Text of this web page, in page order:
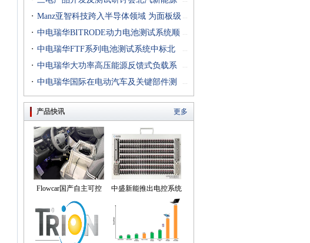
专场成功举行
...
· Manz亚智科技跨入半导体领域 为面板级
扇出型封装提供化学湿制程、涂布及激光应
用等生产设备解决方案
...
· 中电瑞华BITRODE动力电池测试系统顺
利交付北汽新能源
...
· 中电瑞华FTF系列电池测试系统中标北
京新能源汽车股份有限公司
...
· 中电瑞华大功率高压能源反馈式负载系
统成功交付中电熊猫
...
· 中电瑞华国际在电动汽车及关键部件测
评研讨会上演绎先进测评技术
产品快讯 更多
Flowcar国产自主可控
自动驾驶机器人来到我
们身边
中盛新能推出电控系统
控制器BOB集成断线